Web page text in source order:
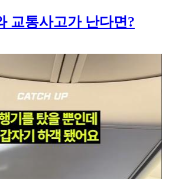
교통사고가 난다면?